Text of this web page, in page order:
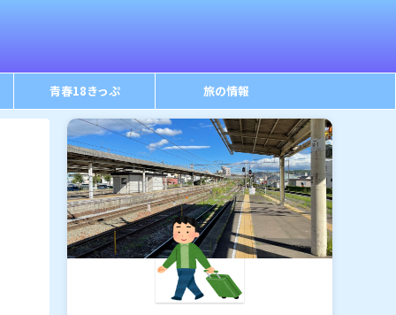
青春18きっぷ 旅の情報